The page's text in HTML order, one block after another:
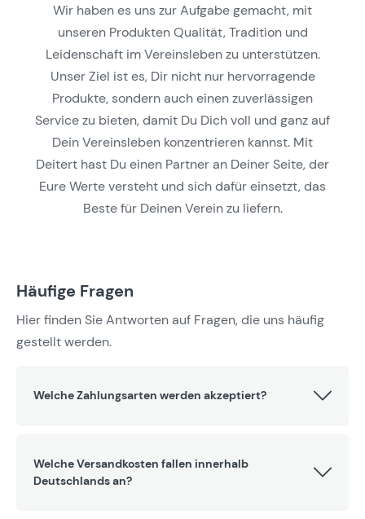
Wir haben es uns zur Aufgabe gemacht, mit
unseren Produkten Qualität, Tradition und
Leidenschaft im Vereinsleben zu unterstützen.
Unser Ziel ist es, Dir nicht nur hervorragende
Produkte, sondern auch einen zuverlässigen
Service zu bieten, damit Du Dich voll und ganz auf
Dein Vereinsleben konzentrieren kannst. Mit
Deitert hast Du einen Partner an Deiner Seite, der
Eure Werte versteht und sich dafür einsetzt, das
Beste für Deinen Verein zu liefern.
Häufige Fragen
Hier finden Sie Antworten auf Fragen, die uns häufig
gestellt werden.
Welche Zahlungsarten werden akzeptiert?
Welche Versandkosten fallen innerhalb
Deutschlands an?